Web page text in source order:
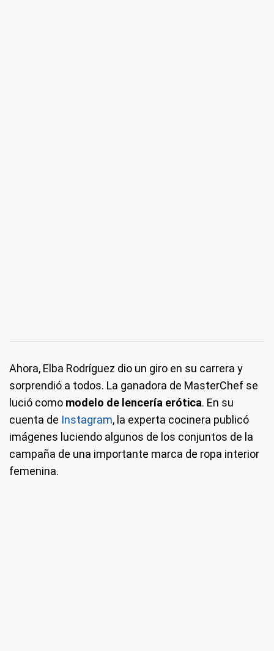
Ahora, Elba Rodríguez dio un giro en su carrera y
sorprendió a todos. La ganadora de MasterChef se
lució como modelo de lencería erótica. En su
cuenta de Instagram, la experta cocinera publicó
imágenes luciendo algunos de los conjuntos de la
campaña de una importante marca de ropa interior
femenina.